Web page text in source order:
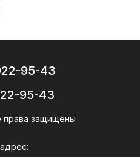
95-43
95-43
права защищены